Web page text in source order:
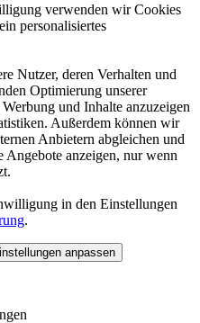
verwenden wir Cookies
personalisiertes
Nutzer, deren Verhalten und
Optimierung unserer
und Inhalte anzuzeigen
Außerdem können wir
Anbietern abgleichen und
Angebote anzeigen, nur wenn
in den Einstellungen
.
anpassen